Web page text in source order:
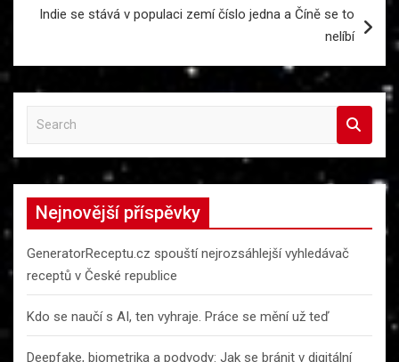
Indie se stává v populaci zemí číslo jedna a Číně se to
nelíbí
a
r
h
Nejnovější příspěvky
GeneratorReceptu.cz spouští nejrozsáhlejší vyhledávač
receptů v České republice
Kdo se naučí s AI, ten vyhraje. Práce se mění už teď
Deepfake, biometrika a podvody: Jak se bránit v digitální